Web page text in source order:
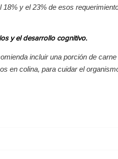
y el 23% de esos
y el desarrollo cognitivo.
incluir una porción de carne
en colina, para cuidar el